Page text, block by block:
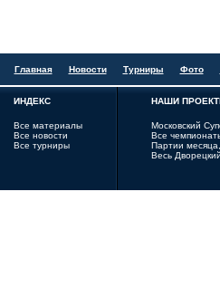
Главная Новости Турниры Фото
ИНДЕКС
Все материалы
Все новости
Все турниры
НАШИ
Московский
Все
Партии
Весь